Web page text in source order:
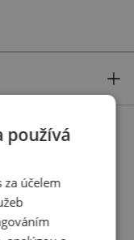
používá
účelem